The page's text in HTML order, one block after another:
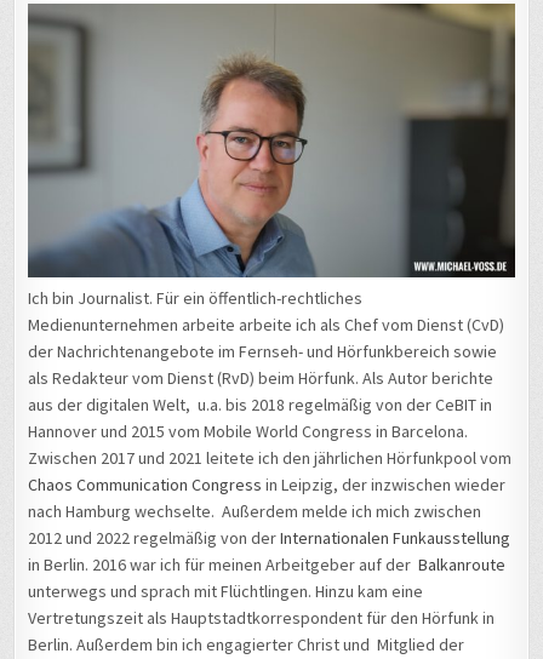
Ich bin Journalist. Für ein öffentlich-rechtliches
Medienunternehmen arbeite arbeite ich als Chef vom Dienst (CvD)
der Nachrichtenangebote im Fernseh- und Hörfunkbereich sowie
als Redakteur vom Dienst (RvD) beim Hörfunk. Als Autor berichte
aus der digitalen Welt, u.a. bis 2018 regelmäßig von der CeBIT in
Hannover und 2015 vom Mobile World Congress in Barcelona.
Zwischen 2017 und 2021 leitete ich den jährlichen Hörfunkpool vom
Chaos Communication Congress in Leipzig, der inzwischen wieder
nach Hamburg wechselte. Außerdem melde ich mich zwischen
2012 und 2022 regelmäßig von derInternationalen Funkausstellung
in Berlin. 2016 war ich für meinen Arbeitgeber auf derBalkanroute
unterwegs und sprach mit Flüchtlingen. Hinzu kam eine
Vertretungszeit als Hauptstadtkorrespondent für den Hörfunk in
Berlin. Außerdem bin ich engagierter Christ und Mitglied der